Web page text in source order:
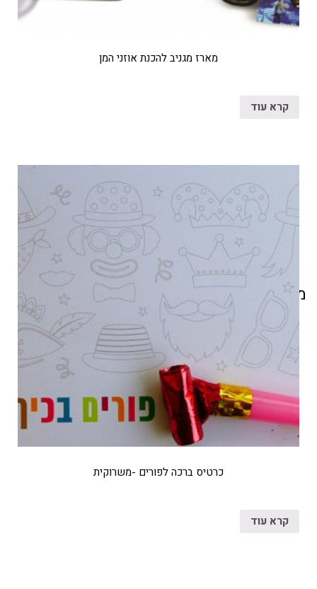
מוצרים קשורים
מארז מגניב להכנת אוזני המן
קרא עוד
כרטיס ברכה לפורים -משרוקית
קרא עוד